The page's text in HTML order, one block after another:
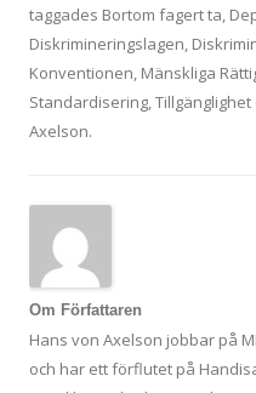
taggades Bortom fagert ta,
Diskrimineringslagen,
Konventionen, Mänskliga
Standardisering,Tillgänglighet
Axelson.
Om Författaren
Hans von Axelson jobbar på
och har ett förflutet på